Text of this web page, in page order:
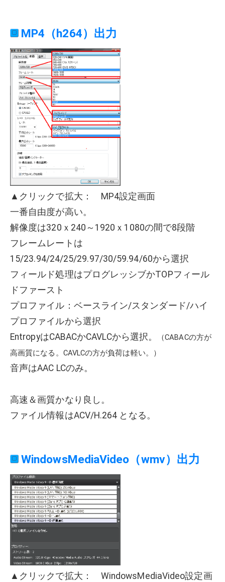
MP4（h264）出力
▲クリックで拡大： MP4設定画面
一番自由度が高い。
解像度は320ｘ240～1920ｘ1080の間で8段階
フレームレートは
15/23.94/24/25/29.97/30/59.94/60から選択
フィールド処理はプログレッシブかTOPフィール
ドファースト
プロファイル：ベースライン/スタンダード/ハイ
プロファイルから選択
EntropyはCABACかCAVLCから選択。
（CABACの方が
高画質になる。CAVLCの方が負荷は軽い。）
音声はAAC LCのみ。
高速＆画質かなり良し。
ファイル情報はACV/H.264 となる。
WindowsMediaVideo（wmv）出力
▲クリックで拡大： WindowsMediaVideo設定画